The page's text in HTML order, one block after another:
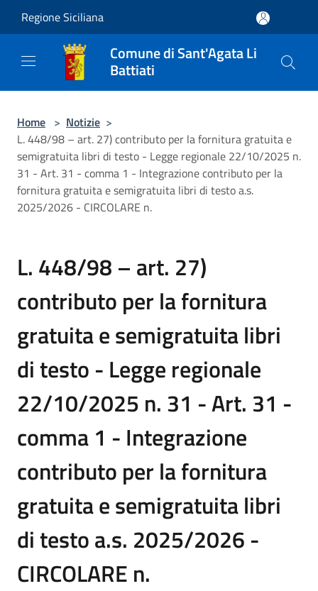
Regione Siciliana
Comune di Sant'Agata Li
Battiati
Home > Notizie >
L. 448/98 – art. 27) contributo per la fornitura gratuita e
semigratuita libri di testo - Legge regionale 22/10/2025 n.
31 - Art. 31 - comma 1 - Integrazione contributo per la
fornitura gratuita e semigratuita libri di testo a.s.
2025/2026 - CIRCOLARE n.
L. 448/98 – art. 27)
contributo per la fornitura
gratuita e semigratuita libri
di testo - Legge regionale
22/10/2025 n. 31 - Art. 31 -
comma 1 - Integrazione
contributo per la fornitura
gratuita e semigratuita libri
di testo a.s. 2025/2026 -
CIRCOLARE n.